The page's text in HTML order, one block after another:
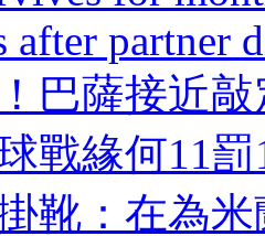
after partner
！巴薩接
戰緣何11罰
靴：在